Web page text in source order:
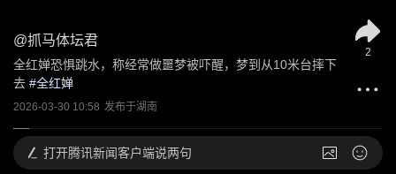
@抓马体坛君
全红婵恐惧跳水，称经常做噩梦被吓醒，梦到从10米台摔下
去 #全红婵
2026-03-30 10:58 发布于湖南
2
打开腾讯新闻客户端说两句